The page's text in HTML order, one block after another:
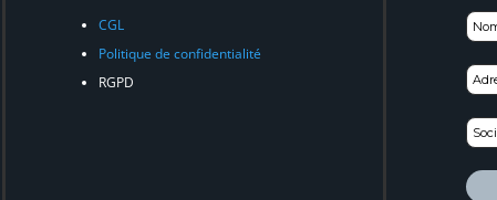
CGL
Politique de confidentialité
RGPD